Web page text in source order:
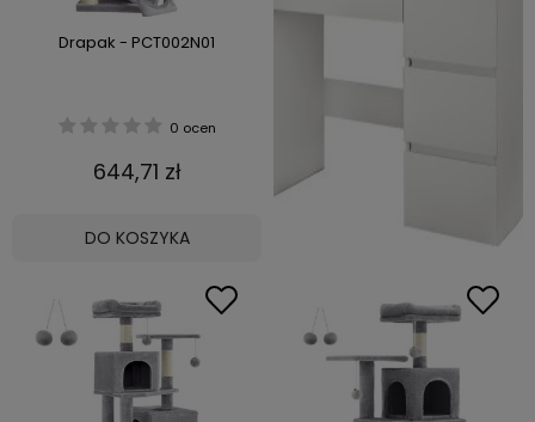
Drapak - PCT002N01
0 ocen
644,71 zł
DO KOSZYKA